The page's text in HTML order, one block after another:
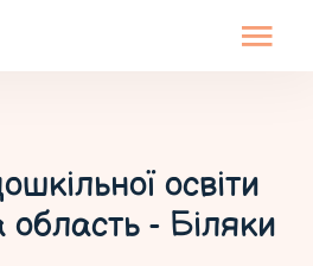
освіти
- Біляки